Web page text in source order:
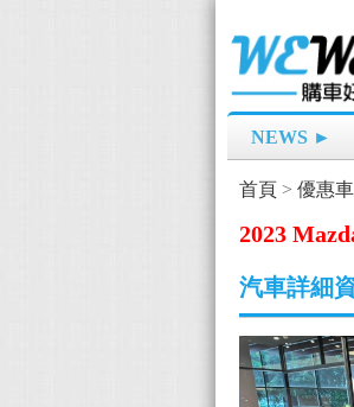
NEWS ►
首頁 > 優惠
2023
汽車詳細